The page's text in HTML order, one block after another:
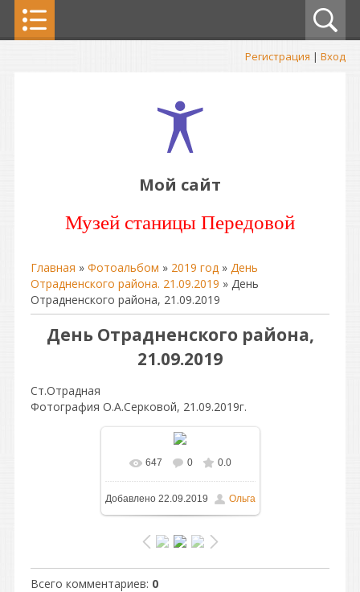
Регистрация | Вход
Мой сайт
Музей станицы Передовой
Главная » Фотоальбом » 2019 год » День
Отрадненского района. 21.09.2019 » День
Отрадненского района, 21.09.2019
День Отрадненского района,
21.09.2019
Ст.Отрадная
Фотография О.А.Серковой, 21.09.2019г.
В реальном размере
1024x759/ 271.1Kb
647 0 0.0
Добавлено22.09.2019 Ольга
Всего комментариев: 0